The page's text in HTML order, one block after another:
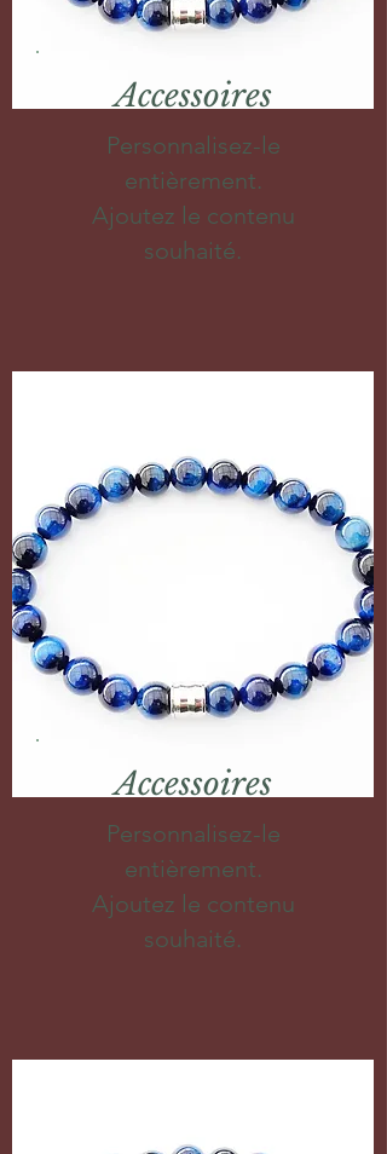
Accessoires
Personnalisez-le
entièrement.
Ajoutez le contenu
souhaité.
Accessoires
Personnalisez-le
entièrement.
Ajoutez le contenu
souhaité.